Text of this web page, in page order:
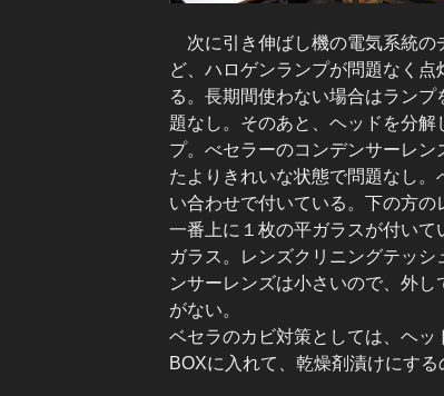
次に引き伸ばし機の電気系統の
ど、ハロゲンランプが問題なく
る。長期間使わない場合はラン
題なし。そのあと、ヘッドを分
プ。べセラーのコンデンサーレ
たよりきれいな状態で問題なし
い合わせで付いている。下の方の
一番上に１枚の平ガラスが付い
ガラス。レンズクリニングテッ
ンサーレンズは小さいので、外
がない。
ベセラのカビ対策としては、ヘ
BOXに入れて、乾燥剤漬けにす